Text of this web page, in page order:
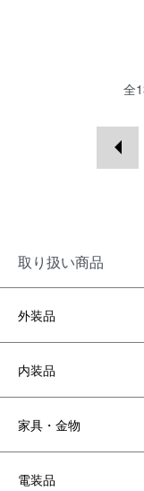
全
取り扱い商品
外装品
内装品
家具・金物
電装品